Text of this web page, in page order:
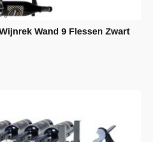
Wand 9 Flessen Zwart